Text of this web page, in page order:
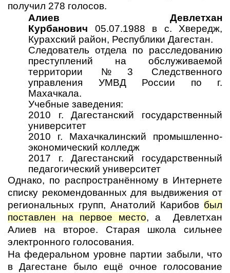
получил 278 голосов.
Алиев Девлетхан
Курбанович 05.07.1988 в с. Хвередж,
Курахский район, Республики Дагестан.
Следователь отдела по расследованию
преступлений на обслуживаемой
территории №3 Следственного
управления УМВД России по г.
Махачкала.
Учебные заведения:
2010 г. Дагестанский государственный
университет
2010 г. Махачкалинский промышленно-
экономический колледж
2017 г. Дагестанский государственный
педагогический университет
Однако, по распространённому в Интернете
списку рекомендованных для выдвижения от
региональных групп, Анатолий Карибов был
поставлен на первое место, а Девлетхан
Алиев на второе. Старая школа сильнее
электронного голосования.
На федеральном уровне партии забыли, что
в Дагестане было ещё очное голосование